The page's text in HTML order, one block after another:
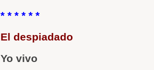
* * * * * *
El despiadado
Yo vivo